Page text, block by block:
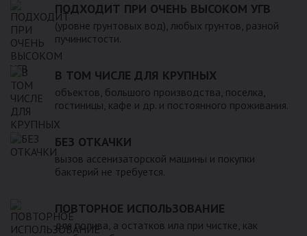
ПОДХОДИТ ПРИ ОЧЕНЬ ВЫСОКОМ УГВ
(уровне грунтовых вод), любых грунтов, разной
пучинистости.
В ТОМ ЧИСЛЕ ДЛЯ КРУПНЫХ
объектов, большого производства, поселка,
гостиницы, кафе и др. и постоянного проживания.
БЕЗ ОТКАЧКИ
вызов ассенизаторской машины и покупки
бактерий не требуется.
ПОВТОРНОЕ ИСПОЛЬЗОВАНИЕ
для полива, а остатков ила при чистке, как